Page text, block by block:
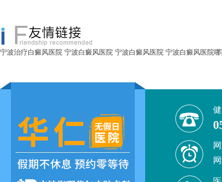
宁波治疗白癜风医院 宁波白癜风医院 宁波白癜风医院 宁波白癜风医院